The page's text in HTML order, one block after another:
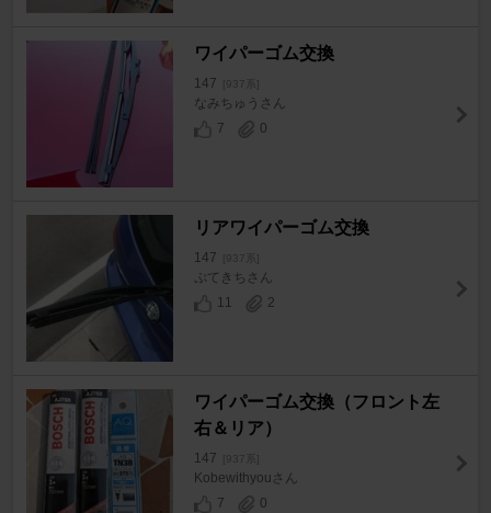
ワイパーゴム交換
147 [937系]
なみちゅうさん
7
0
リアワイパーゴム交換
147 [937系]
ぷてきちさん
11
2
ワイパーゴム交換（フロント左
右＆リア）
147 [937系]
Kobewithyouさん
7
0